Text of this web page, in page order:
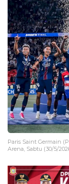
Paris Saint Germain
Arena, Sabtu (30/5/